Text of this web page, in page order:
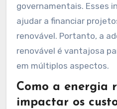
governamentais. Esses
ajudar a financiar
renovável. Portanto, a
renovável é vantajosa
em múltiplos aspectos.
Como a energia
impactar os